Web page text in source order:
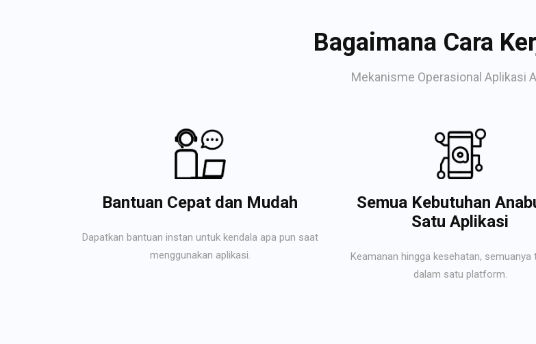
Bagaimana Cara
Mekanisme Operasional Aplikasi
Bantuan Cepat dan Mudah
Dapatkan bantuan instan untuk kendala apa pun saat
menggunakan aplikasi.
Semua Kebutuhan
Satu Aplikasi
Keamanan hingga kesehatan, semuanya
dalam satu platform.